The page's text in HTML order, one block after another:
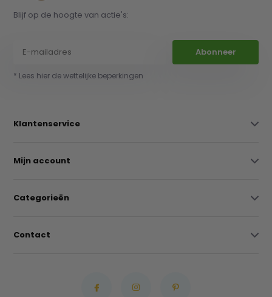
Blijf op de hoogte van actie's:
Abonneer
* Lees hier de wettelijke beperkingen
Klantenservice
Mijn account
Categorieën
Contact